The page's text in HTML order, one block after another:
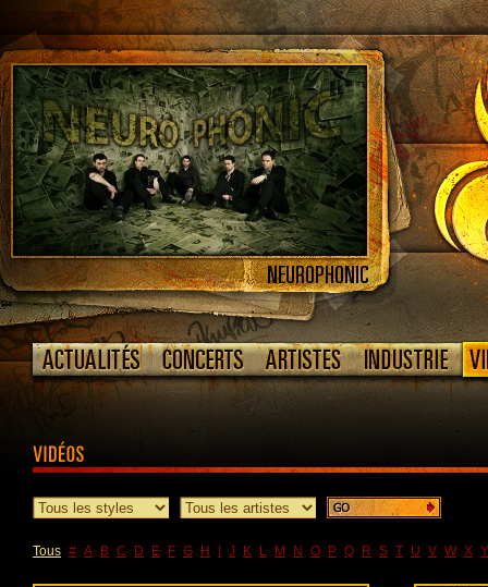
Tous # A B C D E F G H J K L M N O P Q R S T U V W X Y